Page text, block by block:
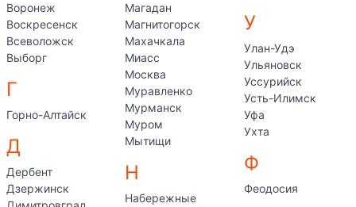
Воронеж
Воскресенск
Всеволожск
Выборг
Г
Горно-Алтайск
Д
Дербент
Дзержинск
Магадан
Магнитогорск
Махачкала
Миасс
Москва
Муравленко
Мурманск
Муром
Мытищи
Н
Набережные
У
Улан-Удэ
Ульяновск
Уссурийск
Усть-Илимск
Уфа
Ухта
Ф
Феодосия